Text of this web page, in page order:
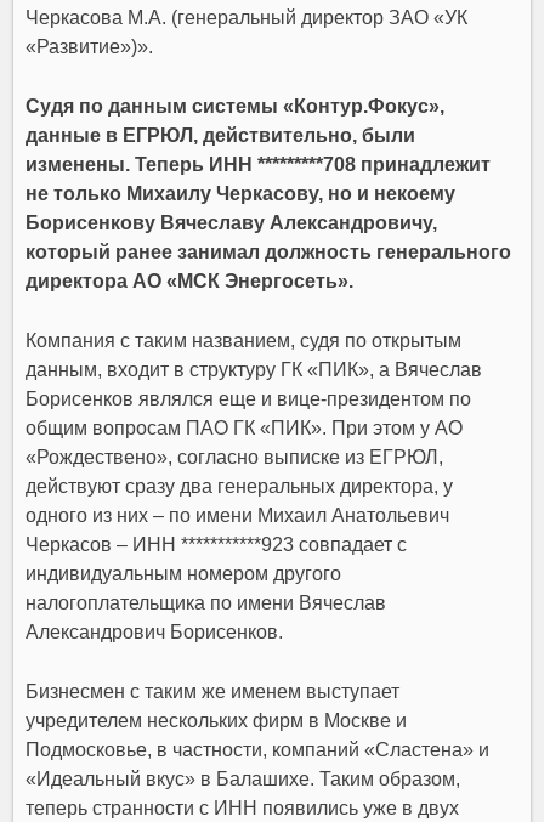
Черкасова М.А. (генеральный директор ЗАО «УК
«Развитие»)».
Судя по данным системы «Контур.Фокус»,
данные в ЕГРЮЛ, действительно, были
изменены. Теперь ИНН *********708 принадлежит
не только Михаилу Черкасову, но и некоему
Борисенкову Вячеславу Александровичу,
который ранее занимал должность генерального
директора АО «МСК Энергосеть».
Компания с таким названием, судя по открытым
данным, входит в структуру ГК «ПИК», а Вячеслав
Борисенков являлся еще и вице-президентом по
общим вопросам ПАО ГК «ПИК». При этом у АО
«Рождествено», согласно выписке из ЕГРЮЛ,
действуют сразу два генеральных директора, у
одного из них – по имени Михаил Анатольевич
Черкасов – ИНН ***********923 совпадает с
индивидуальным номером другого
налогоплательщика по имени Вячеслав
Александрович Борисенков.
Бизнесмен с таким же именем выступает
учредителем нескольких фирм в Москве и
Подмосковье, в частности, компаний «Сластена» и
«Идеальный вкус» в Балашихе. Таким образом,
теперь странности с ИНН появились уже в двух